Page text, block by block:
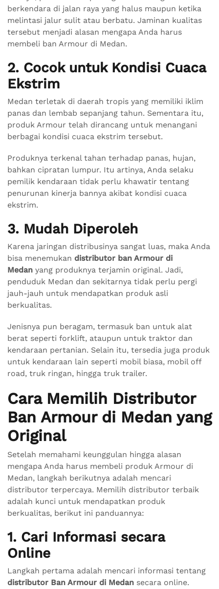
berkendara di jalan raya yang halus maupun ketika
melintasi jalur sulit atau berbatu. Jaminan kualitas
tersebut menjadi alasan mengapa Anda harus
membeli ban Armour di Medan.
2. Cocok untuk Kondisi Cuaca
Ekstrim
Medan terletak di daerah tropis yang memiliki iklim
panas dan lembab sepanjang tahun. Sementara itu,
produk Armour telah dirancang untuk menangani
berbagai kondisi cuaca ekstrim tersebut.
Produknya terkenal tahan terhadap panas, hujan,
bahkan cipratan lumpur. Itu artinya, Anda selaku
pemilik kendaraan tidak perlu khawatir tentang
penurunan kinerja bannya akibat kondisi cuaca
ekstrim.
3. Mudah Diperoleh
Karena jaringan distribusinya sangat luas, maka Anda
bisa menemukan distributor ban Armour di
Medan yang produknya terjamin original. Jadi,
penduduk Medan dan sekitarnya tidak perlu pergi
jauh-jauh untuk mendapatkan produk asli
berkualitas.
Jenisnya pun beragam, termasuk ban untuk alat
berat seperti forklift, ataupun untuk traktor dan
kendaraan pertanian. Selain itu, tersedia juga produk
untuk kendaraan lain seperti mobil biasa, mobil off
road, truk ringan, hingga truk trailer.
Cara Memilih Distributor
Ban Armour di Medan yang
Original
Setelah memahami keunggulan hingga alasan
mengapa Anda harus membeli produk Armour di
Medan, langkah berikutnya adalah mencari
distributor terpercaya. Memilih distributor terbaik
adalah kunci untuk mendapatkan produk
berkualitas, berikut ini panduannya:
1. Cari Informasi secara
Online
Langkah pertama adalah mencari informasi tentang
distributor Ban Armour di Medan secara online.